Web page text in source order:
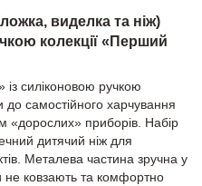
виделка та ніж)
колекції «Перший
із силіконовою ручкою
самостійного харчування
«дорослих» приборів. Набір
дитячий ніж для
Металева частина зручна у
не ковзають та комфортно